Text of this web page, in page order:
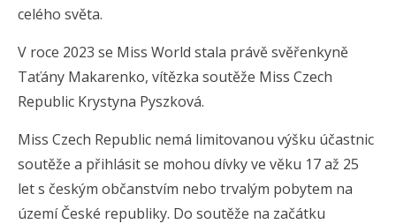
celého světa.
V roce 2023 se Miss World stala právě svěřenkyně
Taťány Makarenko, vítězka soutěže Miss Czech
Republic Krystyna Pyszková.
Miss Czech Republic nemá limitovanou výšku účastnic
soutěže a přihlásit se mohou dívky ve věku 17 až 25
let s českým občanstvím nebo trvalým pobytem na
území České republiky. Do soutěže na začátku